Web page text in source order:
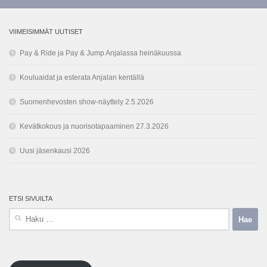
VIIMEISIMMÄT UUTISET
Pay & Ride ja Pay & Jump Anjalassa heinäkuussa
Kouluaidat ja esterata Anjalan kentällä
Suomenhevosten show-näyttely 2.5.2026
Kevätkokous ja nuorisotapaaminen 27.3.2026
Uusi jäsenkausi 2026
ETSI SIVUILTA